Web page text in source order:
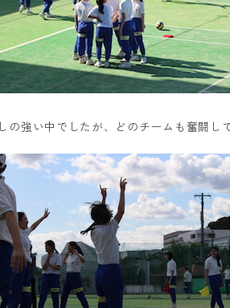
の強い中でしたが、どのチームも奮闘し